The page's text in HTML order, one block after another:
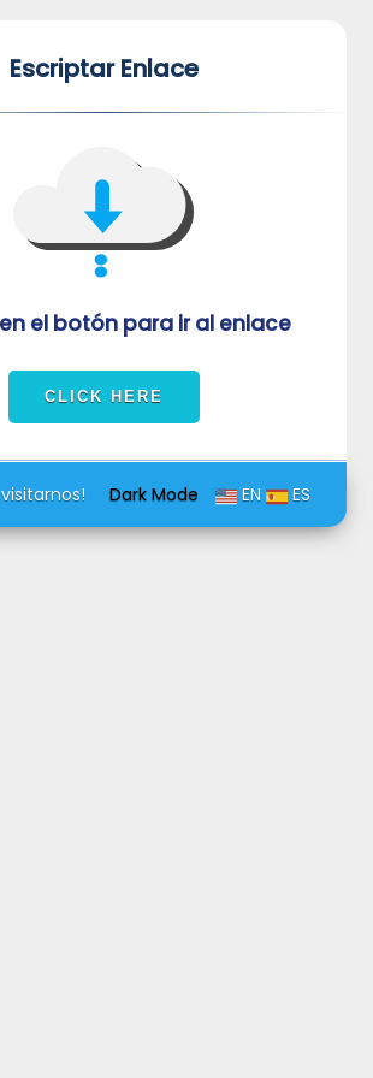
Escriptar Enlace
el botón para ir al enlace
Dark Mode EN ES